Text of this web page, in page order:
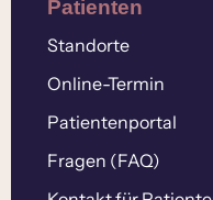
Patienten
Standorte
Online-Termin
Patientenportal
Fragen (FAQ)